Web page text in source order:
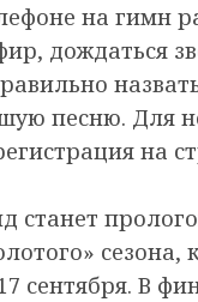
на гимн
дождаться
песню. Для
на
станет
сезона,
сентября. В